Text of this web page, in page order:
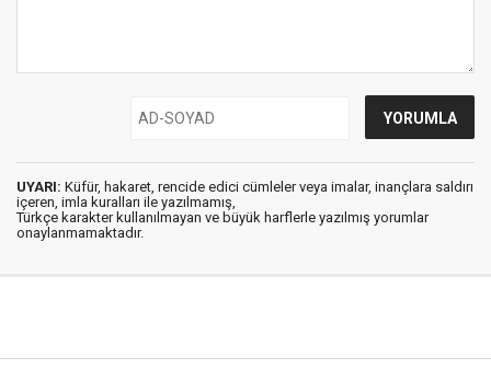
UYARI: Küfür, hakaret, rencide edici cümleler veya imalar, inançlara saldırı
içeren, imla kuralları ile yazılmamış,
Türkçe karakter kullanılmayan ve büyük harflerle yazılmış yorumlar
onaylanmamaktadır.